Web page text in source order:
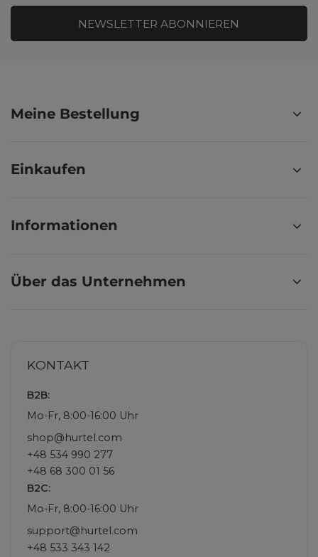
NEWSLETTER ABONNIEREN
Meine Bestellung
Einkaufen
Informationen
Über das Unternehmen
KONTAKT
B2B:
Mo-Fr, 8:00-16:00 Uhr
shop@hurtel.com
+48 534 990 277
+48 68 300 01 56
B2C:
Mo-Fr, 8:00-16:00 Uhr
support@hurtel.com
+48 533 343 142